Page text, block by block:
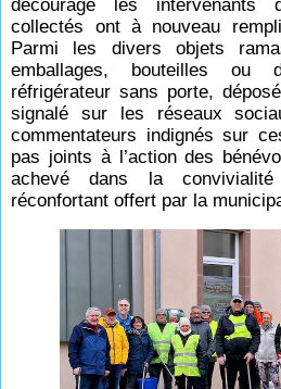
découragé les
collectés ont à nouveau
Parmi les divers objets
emballages, bouteilles
réfrigérateur sans porte,
signalé sur les réseaux
commentateurs indignés sur
pas joints à l’action des
achevé dans la
réconfortant offert par la